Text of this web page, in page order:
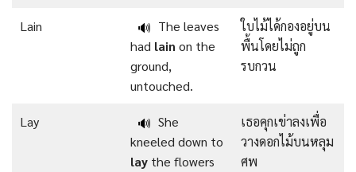
Lain 🔊 The leaves
had lain on the
ground,
untouched.
ใบไม้ได้กองอยู่บน
พื้นโดยไม่ถูก
รบกวน
Lay 🔊 She
kneeled down to
lay the flowers
เธอคุกเข่าลงเพื่อ
วางดอกไม้บนหลุม
ศพ